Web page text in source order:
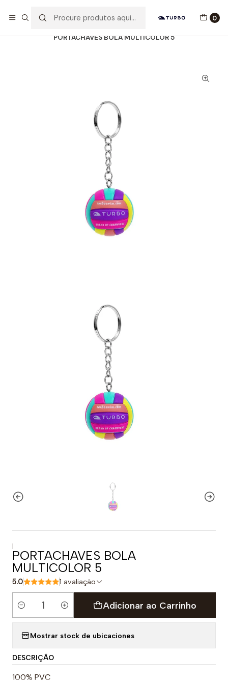
0
PORTACHAVES BOLA MULTICOLOR 5
|
PORTACHAVES BOLA
MULTICOLOR 5
5.0 1 avaliação
Quantidade
Adicionar ao Carrinho
Mostrar stock de ubicaciones
DESCRIÇÃO
100% PVC